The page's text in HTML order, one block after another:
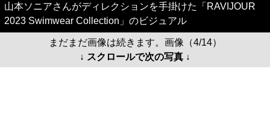
山本ソニアさんがディレクションを手掛けた「RAVIJOUR
2023 Swimwear Collection」のビジュアル
まだまだ画像は続きます。画像（4/14）
↓ スクロールで次の写真 ↓